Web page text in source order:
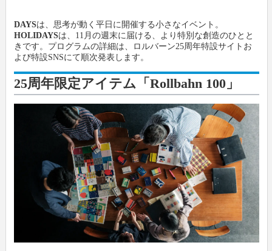
DAYSは、思考が動く平日に開催する小さなイベント。
HOLIDAYSは、11月の週末に届ける、より特別な創造のひとと
きです。プログラムの詳細は、ロルバーン25周年特設サイトお
よび特設SNSにて順次発表します。
25周年限定アイテム「Rollbahn 100」